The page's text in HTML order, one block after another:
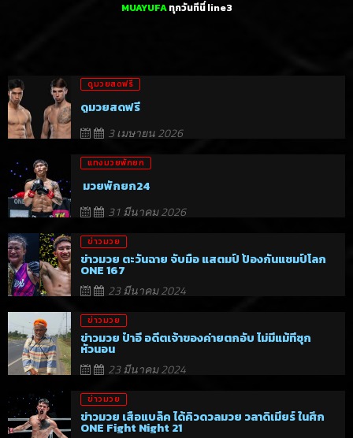
MUAYUFAทุกวันทีนี่line3
ดูมวยสดฟรี
ดูมวยสดฟรี
3 เมษายน 2026
แทงมวยพักยก
มวยพักยก24
31 มีนาคม 2026
ข่าวมวย
ข่าวมวย ตะวันฉาย จับมือ แสตมป์ ป้องกันแชมป์โลก
ONE 167
23 มีนาคม 2024
ข่าวมวย
ข่าวมวย ป๋าอี อดีตเจ้าของค่ายตกอับ ไม่มีแม้ที่ซุก
หัวนอน
23 มีนาคม 2024
ข่าวมวย
ข่าวมวย เสือแบล็ค ได้คิวดวลมวย วลาดิเมียร์ ในศึก
ONE Fight Night 21